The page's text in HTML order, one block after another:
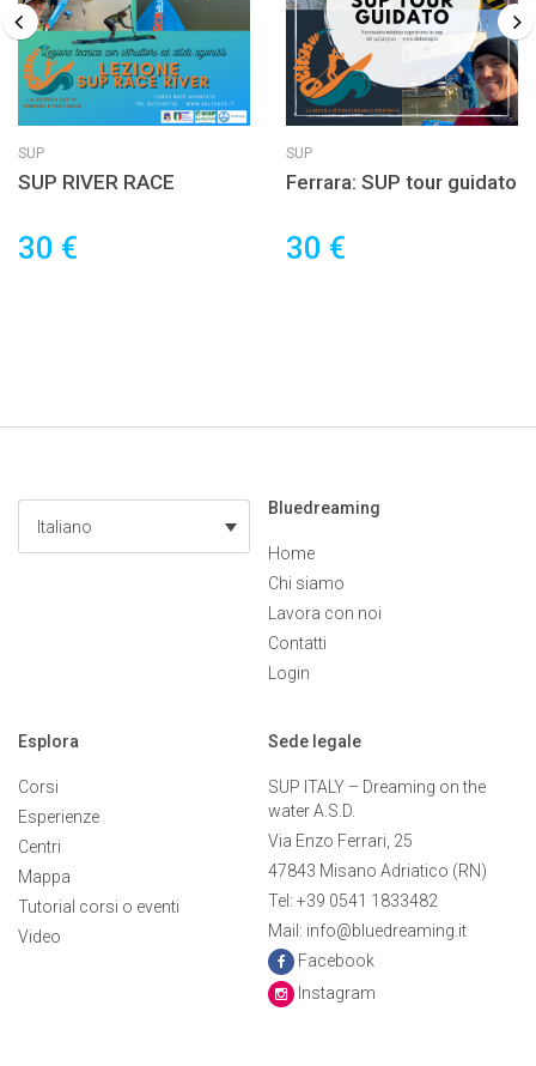
SUP
SUP RIVER RACE
30 €
SUP
Ferrara: SUP tour guidato
30 €
Italiano
Bluedreaming
Home
Chi siamo
Lavora con noi
Contatti
Login
Esplora
Corsi
Esperienze
Centri
Mappa
Tutorial corsi o eventi
Video
Sede legale
SUP ITALY – Dreaming on the
water A.S.D.
Via Enzo Ferrari, 25
47843 Misano Adriatico (RN)
Tel: +39 0541 1833482
Mail: info@bluedreaming.it
Facebook
Instagram